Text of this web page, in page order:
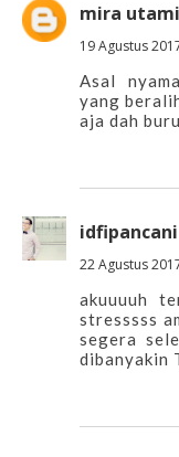
mira utami
19 Agustus
Asal
yang
aja dah buru
idfipancani
22 Agustus
akuuuuh
stresssss
segera
dibanyakin